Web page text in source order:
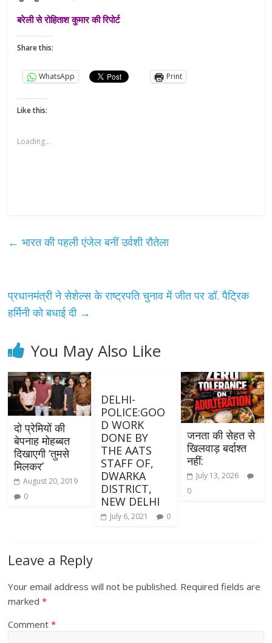
बरेली से रोहिताश कुमार की रिपोर्ट
Share this:
WhatsApp Print
Like this:
Loading...
← भारत की पहली एंजेल बनीं उर्वशी रौतेला
प्रधानमंत्री ने सेशेल्स के राष्ट्रपति चुनाव में जीत पर डॉ. पैट्रिक
हर्मिनी को बधाई दी →
You May Also Like
दो प्रेमियों की
बेपनाह मोहब्बत
दिखाएगी ‘तुमसे
मिलकर’
August 20, 2019
0
DELHI-
POLICE:GOO
D WORK
DONE BY
THE AATS
STAFF OF,
DWARKA
DISTRICT,
NEW DELHI
July 6, 2021 0
जनता की सेहत से
खिलवाड़ बर्दाश्त
नहीं:
July 13, 2026
0
Leave a Reply
Your email address will not be published. Required fields are
marked*
Comment*